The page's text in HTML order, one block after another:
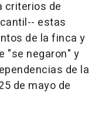
criterios de
estas
de la finca y
"se negaron" y
de la
de mayo de